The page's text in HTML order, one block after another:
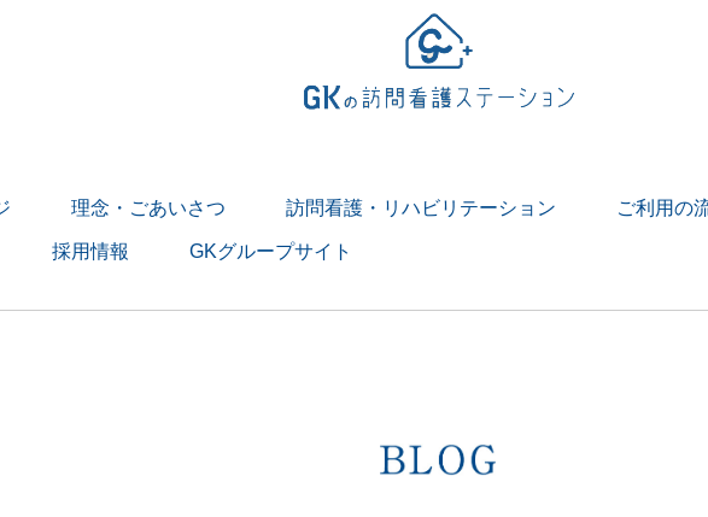
理念・ごあいさつ 訪問看護・リハビリテーション
> 訪問看護とは
> 訪問リハビリテーションとは
ご利用の
採用情報 GKグループサイト